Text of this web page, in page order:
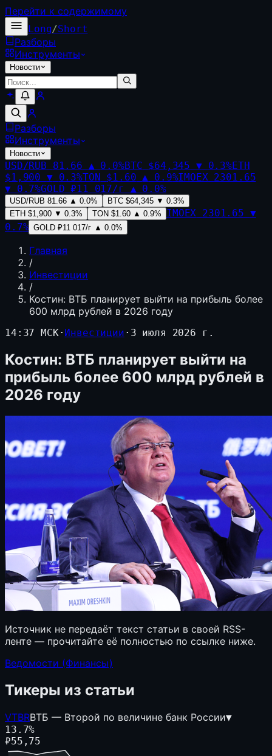
Перейти к содержимому
Long/Short
Разборы
Инструменты
Новости
Разборы
Инструменты
Новости
USD/RUB 81.66 ▲ 0.0%BTC $64,345 ▼ 0.3%ETH
$1,900 ▼ 0.3%TON $1.60 ▲ 0.9%IMOEX 2301.65
▼ 0.7%GOLD ₽11 017/г ▲ 0.0%
USD/RUB 81.66 ▲ 0.0% BTC $64,345 ▼ 0.3%
ETH $1,900 ▼ 0.3% TON $1.60 ▲ 0.9% IMOEX 2301.65 ▼
0.7% GOLD ₽11 017/г ▲ 0.0%
Главная
/
Инвестиции
/
Костин: ВТБ планирует выйти на прибыль более
600 млрд рублей в 2026 году
14:37 МСК· Инвестиции · 3 июля 2026 г.
Костин: ВТБ планирует выйти на
прибыль более 600 млрд рублей в
2026 году
Источник не передаёт текст статьи в своей RSS-
ленте — прочитайте её полностью по ссылке ниже.
Ведомости (Финансы)
Тикеры из статьи
VTBRВТБ — Второй по величине банк России▼
13.7%
₽55,75